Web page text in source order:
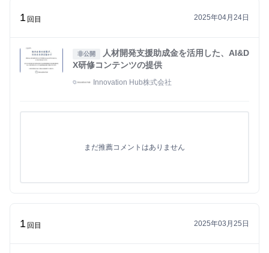
1 回目 2025年04月24日
非公開
人材開発支援助成金を活用した、AI&D
X研修コンテンツの提供
Innovation Hub株式会社
まだ推薦コメントはありません
1 回目 2025年03月25日